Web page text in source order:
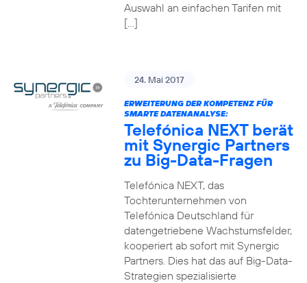
Auswahl an einfachen Tarifen mit
[…]
24. Mai 2017
ERWEITERUNG DER KOMPETENZ FÜR
SMARTE DATENANALYSE:
Telefónica NEXT berät
mit Synergic Partners
zu Big-Data-Fragen
Telefónica NEXT, das
Tochterunternehmen von
Telefónica Deutschland für
datengetriebene Wachstumsfelder,
kooperiert ab sofort mit Synergic
Partners. Dies hat das auf Big-Data-
Strategien spezialisierte